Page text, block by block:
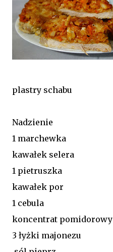
plastry schabu
Nadzienie
1 marchewka
kawałek selera
1 pietruszka
kawałek por
1 cebula
koncentrat pomidorowy
3 łyżki majonezu